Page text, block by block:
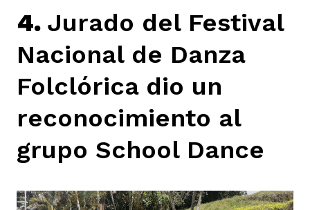
4. Jurado del Festival
Nacional de Danza
Folclórica dio un
reconocimiento al
grupo School Dance